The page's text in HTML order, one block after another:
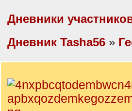
Дневники
Дневник Tasha56 »